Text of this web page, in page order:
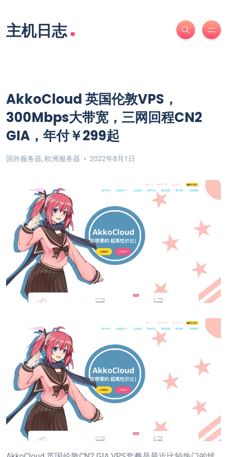
主机日志.
AkkoCloud 英国伦敦VPS，
300Mbps大带宽，三网回程CN2
GIA，年付￥299起
国外服务器, 欧洲服务器 2022年8月1日